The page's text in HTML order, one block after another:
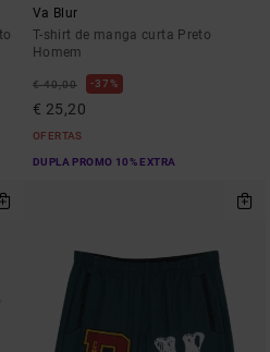
Va Blur
T-shirt de manga curta Preto
Homem
€ 40,00 37%
€ 25,20
OFERTAS
DUPLA PROMO 10% EXTRA